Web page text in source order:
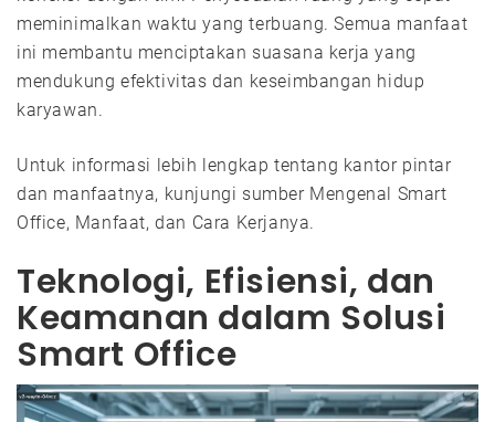
meminimalkan waktu yang terbuang. Semua manfaat
ini membantu menciptakan suasana kerja yang
mendukung efektivitas dan keseimbangan hidup
karyawan.
Untuk informasi lebih lengkap tentang kantor pintar
dan manfaatnya, kunjungi sumber Mengenal Smart
Office, Manfaat, dan Cara Kerjanya.
Teknologi, Efisiensi, dan
Keamanan dalam Solusi
Smart Office